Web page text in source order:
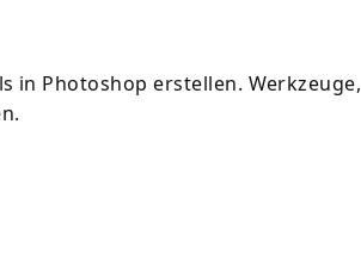
in Photoshop erstellen.